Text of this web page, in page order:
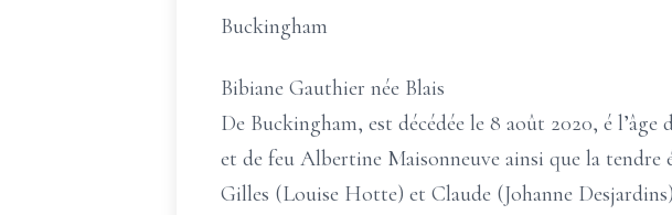
Buckingham
Bibiane Gauthier née Blais
De Buckingham, est décédée le 8 août 2020, é
et de feu Albertine Maisonneuve ainsi que la tendre
Gilles (Louise Hotte) et Claude (Johanne